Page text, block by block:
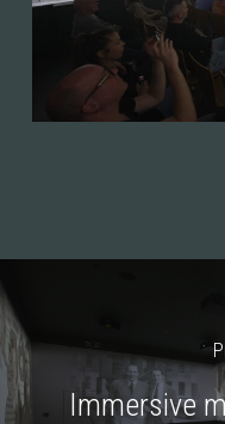
Immersive